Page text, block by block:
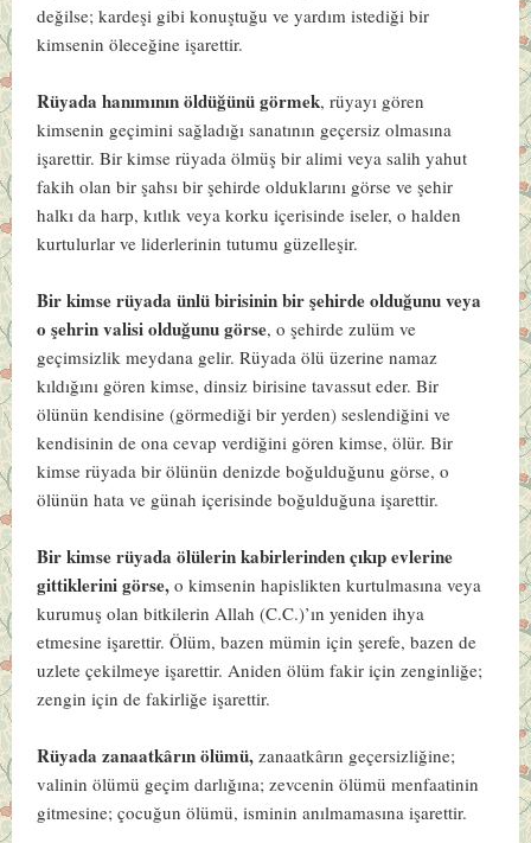
değilse; kardeşi gibi konuştuğu ve yardım istediği bir
kimsenin öleceğine işarettir.
Rüyada hanımının öldüğünü görmek, rüyayı gören
kimsenin geçimini sağladığı sanatının geçersiz olmasına
işarettir. Bir kimse rüyada ölmüş bir alimi veya salih yahut
fakih olan bir şahsı bir şehirde olduklarını görse ve şehir
halkı da harp, kıtlık veya korku içerisinde iseler, o halden
kurtulurlar ve liderlerinin tutumu güzelleşir.
Bir kimse rüyada ünlü birisinin bir şehirde olduğunu veya
o şehrin valisi olduğunu görse, o şehirde zulüm ve
geçimsizlik meydana gelir. Rüyada ölü üzerine namaz
kıldığını gören kimse, dinsiz birisine tavassut eder. Bir
ölünün kendisine (görmediği bir yerden) seslendiğini ve
kendisinin de ona cevap verdiğini gören kimse, ölür. Bir
kimse rüyada bir ölünün denizde boğulduğunu görse, o
ölünün hata ve günah içerisinde boğulduğuna işarettir.
Bir kimse rüyada ölülerin kabirlerinden çıkıp evlerine
gittiklerini görse, o kimsenin hapislikten kurtulmasına veya
kurumuş olan bitkilerin Allah (C.C.)’ın yeniden ihya
etmesine işarettir. Ölüm, bazen mümin için şerefe, bazen de
uzlete çekilmeye işarettir. Aniden ölüm fakir için zenginliğe;
zengin için de fakirliğe işarettir.
Rüyada zanaatkârın ölümü,zanaatkârın geçersizliğine;
valinin ölümü geçim darlığına; zevcenin ölümü menfaatinin
gitmesine; çocuğun ölümü, isminin anılmamasına işarettir.